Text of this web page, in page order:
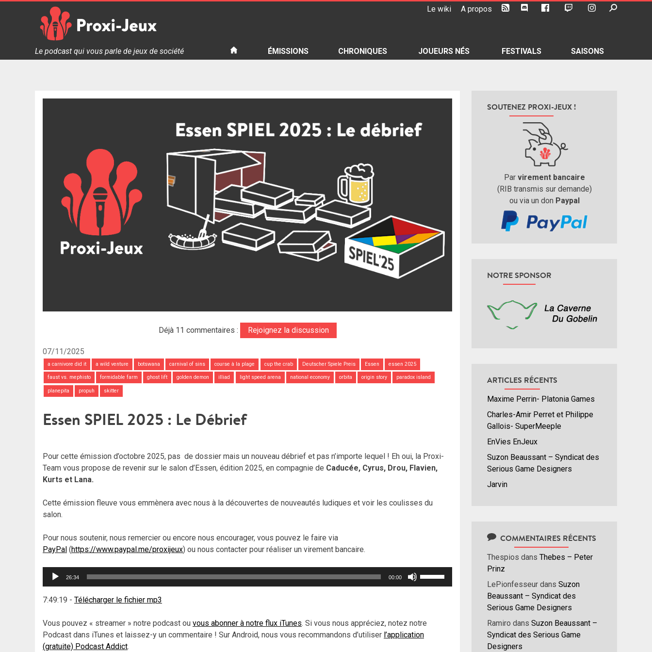
Le wiki A propos
Proxi Jeux - Le podcast qui vous parle de jeux de société
Le podcast qui vous parle de jeux de société ÉMISSIONS CHRONIQUES JOUEURS NÉS FESTIVALS SAISONS
Déjà 11 commentaires : Rejoignez la discussion
07/11/2025
a carnivore did it a wild venture botswana carnival of sins course à la plage cup the crab Deutscher Spiele Preis Essen essen 2025
faust vs. mephisto formidable farm ghost lift golden demon illiad light speed arena national economy orbita origin story paradox island
planepita propuh skitter
Essen SPIEL 2025 : Le Débrief
Pour cette émission d’octobre 2025, pas de dossier mais un nouveau débrief et pas n’importe lequel ! Eh oui, la Proxi-
Team vous propose de revenir sur le salon d’Essen, édition 2025, en compagnie de Caducée, Cyrus, Drou, Flavien,
Kurts et Lana.
Cette émission fleuve vous emmènera avec nous à la découvertes de nouveautés ludiques et voir les coulisses du
salon.
Pour nous soutenir, nous remercier ou encore nous encourager, vous pouvez le faire via
PayPal (https://www.paypal.me/proxijeux) ou nous contacter pour réaliser un virement bancaire.
Lecteur
26:34 00:00
7:49:19 - Télécharger le fichier mp3
Vous pouvez « streamer » notre podcast ou vous abonner à notre flux iTunes. Si vous nous appréciez, notez notre
Podcast dans iTunes et laissez-y un commentaire ! Sur Android, nous vous recommandons d’utiliser l’application
(gratuite) Podcast Addict.
SOUTENEZ PROXI-JEUX !
Par virement bancaire
(RIB transmis sur demande)
ou via un don Paypal
NOTRE SPONSOR
ARTICLES RÉCENTS
Maxime Perrin- Platonia Games
Charles-Amir Perret et Philippe
Gallois- SuperMeeple
EnVies EnJeux
Suzon Beaussant – Syndicat des
Serious Game Designers
Jarvin
COMMENTAIRES RÉCENTS
Thespios dans Thebes – Peter
Prinz
LePionfesseur dans Suzon
Beaussant – Syndicat des
Serious Game Designers
Ramiro dans Suzon Beaussant –
Syndicat des Serious Game
Designers